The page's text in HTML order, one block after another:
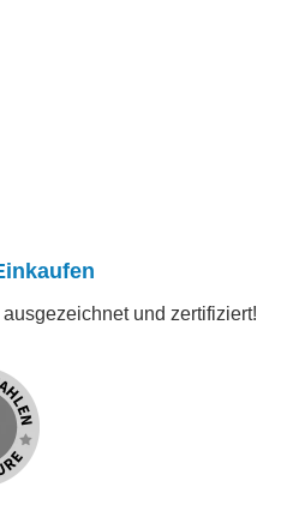
ausgezeichnet und zertifiziert!